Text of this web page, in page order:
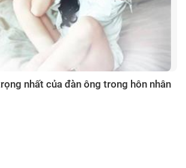
nhất của đàn ông trong hôn nhân